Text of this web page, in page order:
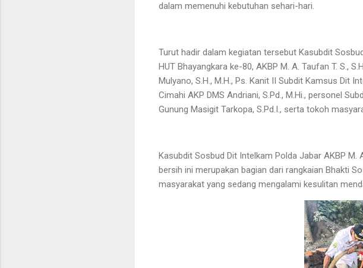
dalam memenuhi kebutuhan sehari-hari.
Turut hadir dalam kegiatan tersebut Kasubdit
HUT Bhayangkara ke-80, AKBP M. A. Taufan T. S.,
Mulyano, S.H., M.H., Ps. Kanit II Subdit Kamsus Dit
Cimahi AKP DMS Andriani, S.Pd., M.Hi., personel
Gunung Masigit Tarkopa, S.Pd.I., serta tokoh
Kasubdit Sosbud Dit Intelkam Polda Jabar AKBP M.
bersih ini merupakan bagian dari rangkaian Bhakti
masyarakat yang sedang mengalami kesulitan